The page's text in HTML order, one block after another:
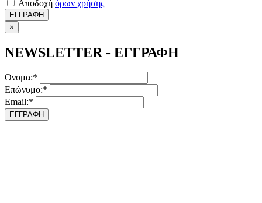
Αποδοχή όρων χρήσης
ΕΓΓΡΑΦΗ
×
NEWSLETTER - ΕΓΓΡΑΦΗ
Ονομα:*
Επώνυμο:*
Email:*
ΕΓΓΡΑΦΗ